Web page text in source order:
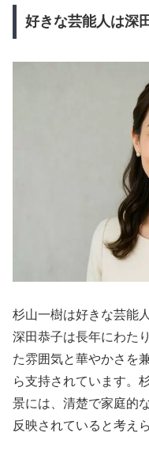
好きな芸能人は深
杉山一樹は好きな芸能
深田恭子は長年にわた
た雰囲気と華やかさを
ら支持されています。
景には、清楚で家庭的
反映されていると考え